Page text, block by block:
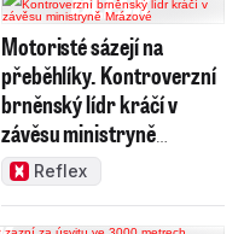
Motoristé sázejí na
přeběhlíky. Kontroverzní
brněnský lídr kráčí v
závěsu ministryně
Mrázové
Reflex